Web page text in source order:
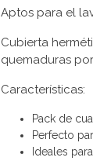
Aptos para el
Cubierta
quemaduras
Características:
Pack de
Perfecto
Ideales